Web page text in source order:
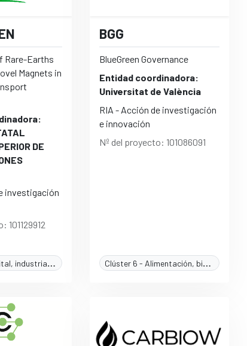
Rare-Earths
Magnets in
DE
investigación
101129912
Clúster 4 - Digital, industria y espacio
BGG
BlueGreen Governance
Entidad coordinadora:
Universitat de València
RIA - Acción de investigación
e innovación
Nº del proyecto: 101086091
Clúster 6 - Alimentación, bioeconomía, recursos naturales, agricultura y medioambiente